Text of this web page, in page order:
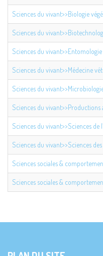
Sciences du vivant>>Biologie
Sciences du
Sciences du
Sciences du vivant>>Médecine
Sciences du
Sciences du
Sciences du vivant>>Sciences
Sciences du vivant>>Sciences
Sciences sociales &
Sciences sociales &